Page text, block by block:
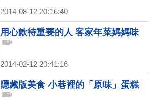
2014-08-12 20:16:40
用心款待重要的人 客家年菜媽媽味
2014-02-12 20:41:16
隱藏版美食 小巷裡的「原味」蛋糕